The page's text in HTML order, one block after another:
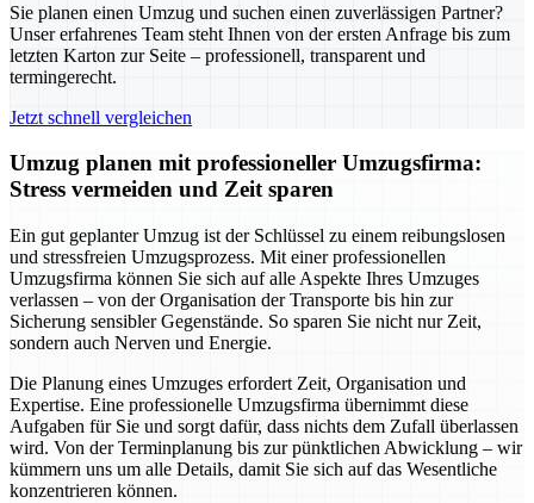
Sie planen einen Umzug und suchen einen zuverlässigen Partner?
Unser erfahrenes Team steht Ihnen von der ersten Anfrage bis zum
letzten Karton zur Seite – professionell, transparent und
termingerecht.
Jetzt schnell vergleichen
Umzug planen mit professioneller Umzugsfirma:
Stress vermeiden und Zeit sparen
Ein gut geplanter Umzug ist der Schlüssel zu einem reibungslosen
und stressfreien Umzugsprozess. Mit einer professionellen
Umzugsfirma können Sie sich auf alle Aspekte Ihres Umzuges
verlassen – von der Organisation der Transporte bis hin zur
Sicherung sensibler Gegenstände. So sparen Sie nicht nur Zeit,
sondern auch Nerven und Energie.
Die Planung eines Umzuges erfordert Zeit, Organisation und
Expertise. Eine professionelle Umzugsfirma übernimmt diese
Aufgaben für Sie und sorgt dafür, dass nichts dem Zufall überlassen
wird. Von der Terminplanung bis zur pünktlichen Abwicklung – wir
kümmern uns um alle Details, damit Sie sich auf das Wesentliche
konzentrieren können.